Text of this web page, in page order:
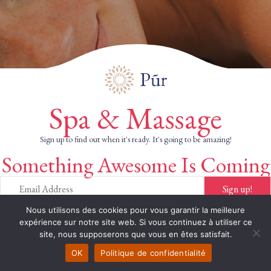
Spa & Massage
Sign up to find out when it's ready. It's going to be amazing!
Something Awesome Is Coming
Sign up!
Nous utilisons des cookies pour vous garantir la meilleure
expérience sur notre site web. Si vous continuez à utiliser ce
site, nous supposerons que vous en êtes satisfait.
OK
Politique de confidentialité